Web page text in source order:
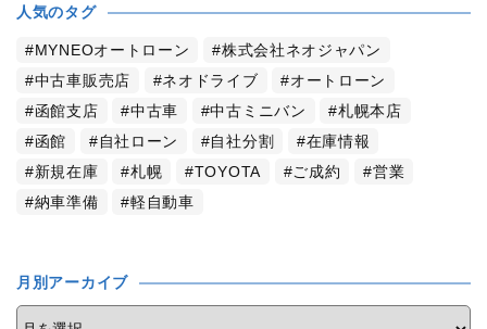
人気のタグ
MYNEOオートローン
株式会社ネオジャパン
中古車販売店
ネオドライブ
オートローン
函館支店
中古車 中古ミニバン
札幌本店
函館
自社ローン 自社分割
在庫情報
新規在庫
札幌 TOYOTA ご成約
営業
納車準備
軽自動車
月別アーカイブ